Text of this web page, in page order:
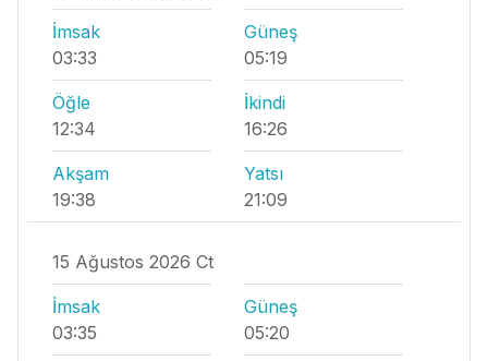
İmsak
03:33
Güneş
05:19
Öğle
12:34
İkindi
16:26
Akşam
19:38
Yatsı
21:09
15 Ağustos 2026 Ct
İmsak
03:35
Güneş
05:20